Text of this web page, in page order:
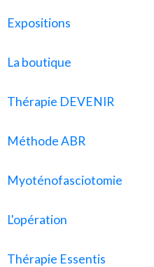
Expositions
La boutique
Thérapie DEVENIR
Méthode ABR
Myoténofasciotomie
L'opération
Thérapie Essentis